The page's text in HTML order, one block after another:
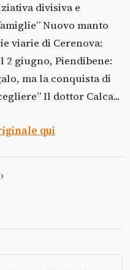
divisiva e
Nuovo manto
viarie di Cerenova:
2 giugno, Piendibene:
ma la conquista di
Il dottor Calca...
qui